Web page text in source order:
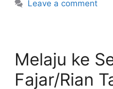
Leave a comment
Melaju ke
Fajar/Rian